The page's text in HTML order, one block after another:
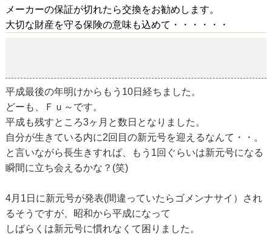
メーカーの保証が切れたら交換をお勧めします。
大切な財産を守る保険の意味も込めて・・・・・・
平成最後の年明けからもう10日経ちました。
どーも、Ｆｕ～です。
平成も残すところ3ヶ月と数日となりました。
自分が生きている内に2回目の新元号を迎えるなんて・・。
と言いながら長生きすれば、もう1回ぐらいは新元号になる
瞬間に立ち会えるかな？(笑)
4月1日に新元号が発表(間違っていたらゴメンナサイ）され
るそうですが、昭和から平成になって
しばらくは新元号に慣れなくて困りました。